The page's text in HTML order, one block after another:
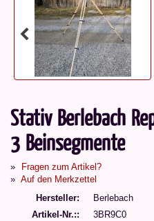
Stativ Berlebach
3 Beinsegmente
Fragen zum Artikel?
Auf den Merkzettel
Hersteller
Berlebach
Artikel-Nr.:
3BR9C0